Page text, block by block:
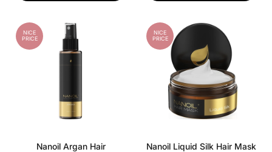
NICE
PRICE
Nanoil Argan Hair
NICE
PRICE
Nanoil Liquid Silk Hair Mask